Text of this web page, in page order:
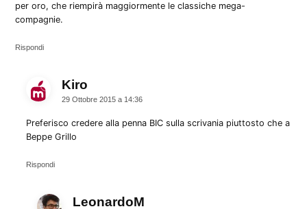
per oro, che riempirà maggiormente le classiche mega-
compagnie.
Rispondi
Kiro
29 Ottobre 2015 a 14:36
Preferisco credere alla penna BIC sulla scrivania piuttosto che a
Beppe Grillo
Rispondi
LeonardoM